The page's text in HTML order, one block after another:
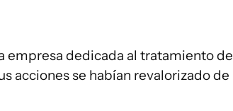
empresa dedicada al tratamiento de
acciones se habían revalorizado de